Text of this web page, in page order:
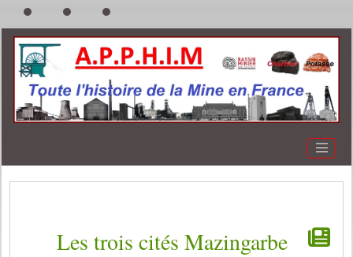
Les trois cités Mazingarbe